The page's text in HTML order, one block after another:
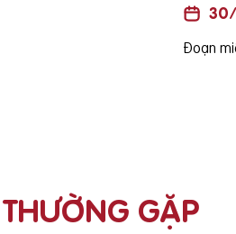
Đoạn
GẶP